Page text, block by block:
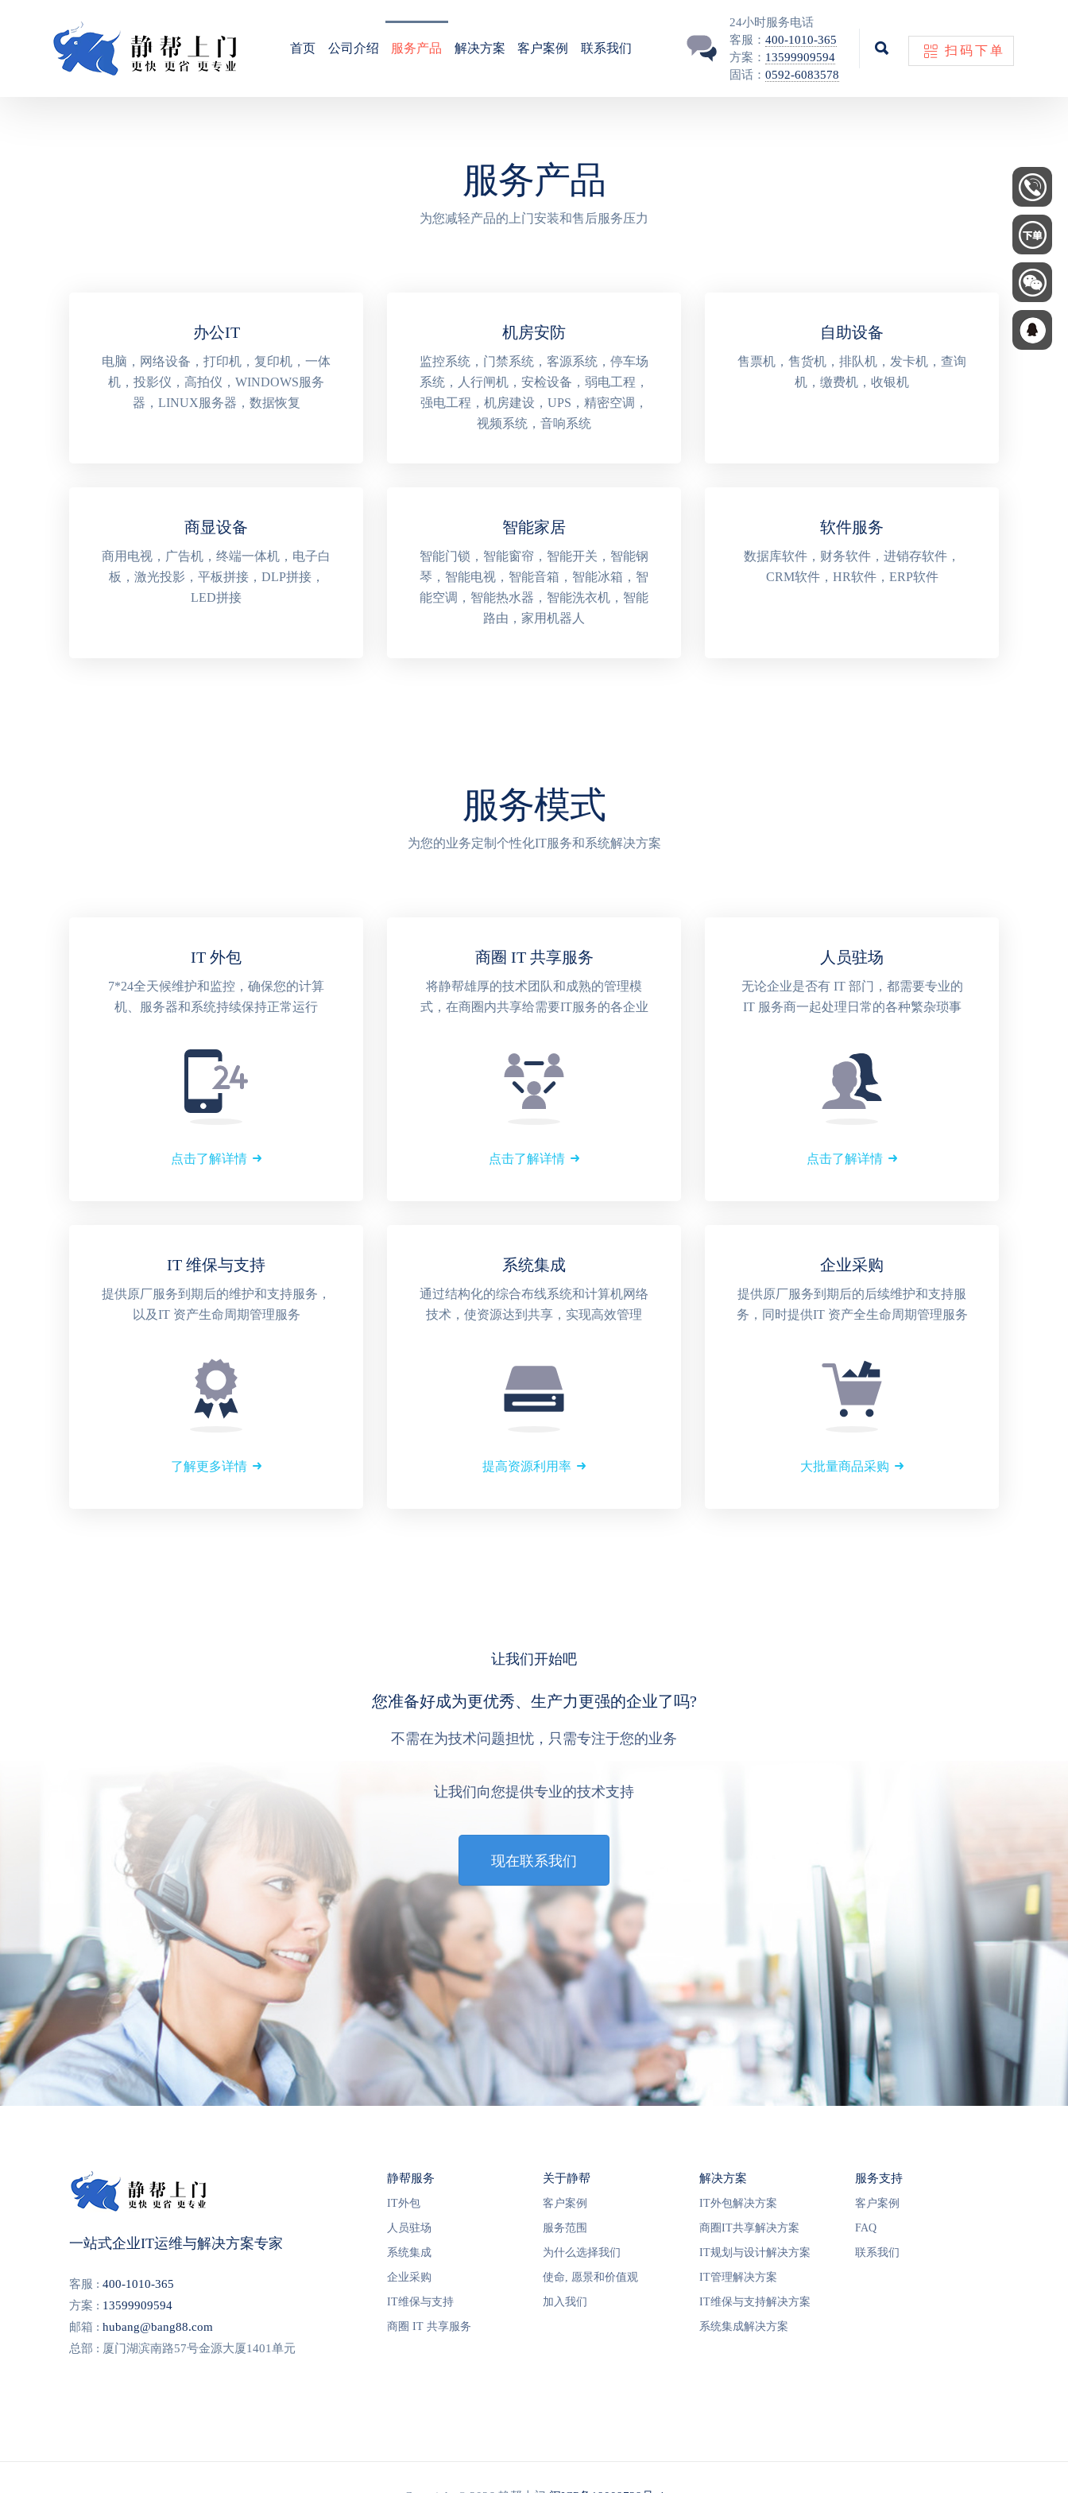
首页 公司介绍 服务产品 解决方案 客户案例 联系我们
24小时服务电话
客服： 400-1010-365
方案： 13599909594
固话： 0592-6083578
扫码下单
服务产品
为您减轻产品的上门安装和售后服务压力
办公IT
电脑，网络设备，打印机，复印机，一体
机，投影仪，高拍仪，WINDOWS服务
器，LINUX服务器，数据恢复
机房安防
监控系统，门禁系统，客源系统，停车场
系统，人行闸机，安检设备，弱电工程，
强电工程，机房建设，UPS，精密空调，
视频系统，音响系统
自助设备
售票机，售货机，排队机，发卡机，查询
机，缴费机，收银机
商显设备
商用电视，广告机，终端一体机，电子白
板，激光投影，平板拼接，DLP拼接，
LED拼接
智能家居
智能门锁，智能窗帘，智能开关，智能钢
琴，智能电视，智能音箱，智能冰箱，智
能空调，智能热水器，智能洗衣机，智能
路由，家用机器人
软件服务
数据库软件，财务软件，进销存软件，
CRM软件，HR软件，ERP软件
服务模式
为您的业务定制个性化IT服务和系统解决方案
IT 外包
7*24全天候维护和监控，确保您的计算
机、服务器和系统持续保持正常运行
点击了解详情
商圈 IT 共享服务
将静帮雄厚的技术团队和成熟的管理模
式，在商圈内共享给需要IT服务的各企业
点击了解详情
人员驻场
无论企业是否有 IT 部门，都需要专业的
IT 服务商一起处理日常的各种繁杂琐事
点击了解详情
IT 维保与支持
提供原厂服务到期后的维护和支持服务，
以及IT 资产生命周期管理服务
了解更多详情
系统集成
通过结构化的综合布线系统和计算机网络
技术，使资源达到共享，实现高效管理
提高资源利用率
企业采购
提供原厂服务到期后的后续维护和支持服
务，同时提供IT 资产全生命周期管理服务
大批量商品采购
让我们开始吧
您准备好成为更优秀、生产力更强的企业了吗?
不需在为技术问题担忧，只需专注于您的业务
让我们向您提供专业的技术支持
现在联系我们
一站式企业IT运维与解决方案专家
客服 : 400-1010-365
方案 : 13599909594
邮箱 : hubang@bang88.com
总部 : 厦门湖滨南路57号金源大厦1401单元
静帮服务
IT外包
人员驻场
系统集成
企业采购
IT维保与支持
商圈 IT 共享服务
关于静帮
客户案例
服务范围
为什么选择我们
使命, 愿景和价值观
加入我们
解决方案
IT外包解决方案
商圈IT共享解决方案
IT规划与设计解决方案
IT管理解决方案
IT维保与支持解决方案
系统集成解决方案
服务支持
客户案例
FAQ
联系我们